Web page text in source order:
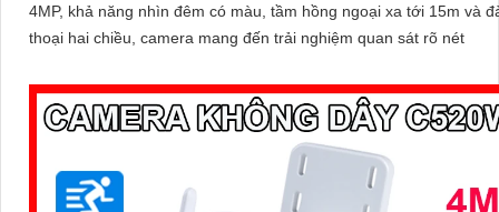
4MP, khả năng nhìn đêm có màu, tầm hồng ngoại xa tới 15m và
thoại hai chiều, camera mang đến trải nghiệm quan sát rõ nét